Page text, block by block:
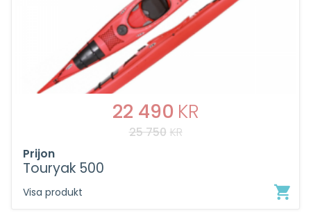
25 750 KR
DET
URSPRUNGLIGA
22 490 KR
DET
Prijon
Touryak 500
Visa produkt